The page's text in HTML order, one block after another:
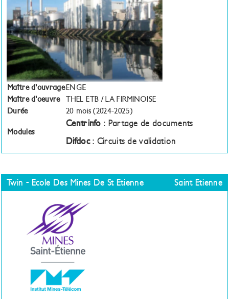
Maître d'ouvrageENGIE
Maître d'oeuvre
THEL ETB / LA FIRMINOISE
Durée
20 mois (2024-2025)
Modules
Centrinfo : Partage de documents
Difdoc: Circuits de validation
Twin - Ecole Des Mines De St Etienne Saint Etienne